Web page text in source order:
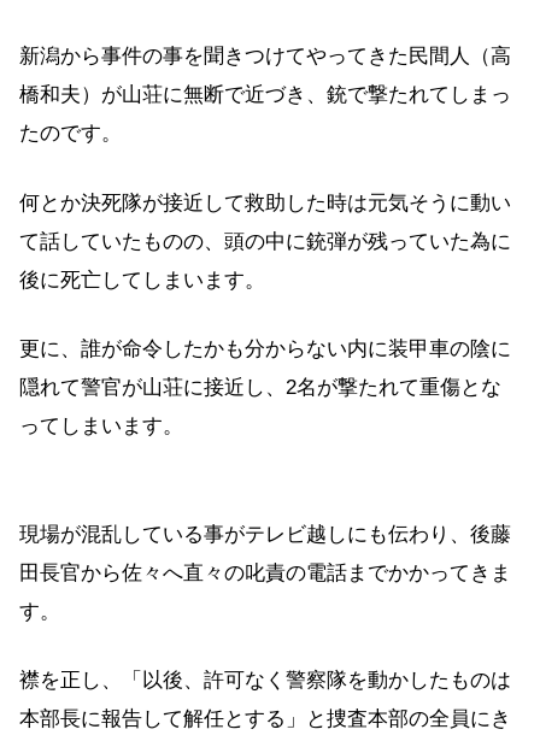
新潟から事件の事を聞きつけてやってきた民間人（高
橋和夫）が山荘に無断で近づき、銃で撃たれてしまっ
たのです。
何とか決死隊が接近して救助した時は元気そうに動い
て話していたものの、頭の中に銃弾が残っていた為に
後に死亡してしまいます。
更に、誰が命令したかも分からない内に装甲車の陰に
隠れて警官が山荘に接近し、2名が撃たれて重傷とな
ってしまいます。
現場が混乱している事がテレビ越しにも伝わり、後藤
田長官から佐々へ直々の叱責の電話までかかってきま
す。
襟を正し、「以後、許可なく警察隊を動かしたものは
本部長に報告して解任とする」と捜査本部の全員にき